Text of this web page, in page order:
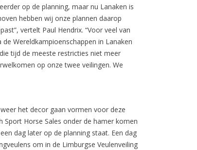
op de planning, maar nu Lanaken is
hebben wij onze plannen daarop
vertelt Paul Hendrix. “Voor veel van
Wereldkampioenschappen in Lanaken
tijd de meeste restricties niet meer
op onze twee veilingen. We
het decor gaan vormen voor deze
Sport Horse Sales onder de hamer komen
dag later op de planning staat. Een dag
om in de Limburgse Veulenveiling